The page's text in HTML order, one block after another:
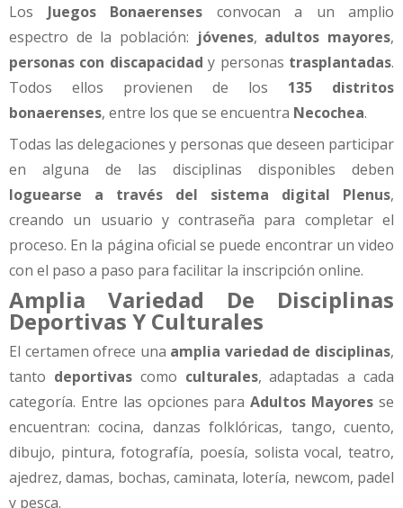
Los Juegos Bonaerenses convocan a un amplio
espectro de la población: jóvenes, adultos mayores,
personas con discapacidad y personas trasplantadas.
Todos ellos provienen de los 135 distritos
bonaerenses, entre los que se encuentra Necochea.
Todas las delegaciones y personas que deseen participar
en alguna de las disciplinas disponibles deben
loguearse a través del sistema digital Plenus,
creando un usuario y contraseña para completar el
proceso. En la página oficial se puede encontrar un video
con el paso a paso para facilitar la inscripción online.
Amplia Variedad De Disciplinas
Deportivas Y Culturales
El certamen ofrece una amplia variedad de disciplinas,
tanto deportivascomo culturales, adaptadas a cada
categoría. Entre las opciones paraAdultos Mayores se
encuentran: cocina, danzas folklóricas, tango, cuento,
dibujo, pintura, fotografía, poesía, solista vocal, teatro,
ajedrez, damas, bochas, caminata, lotería, newcom, padel
y pesca.